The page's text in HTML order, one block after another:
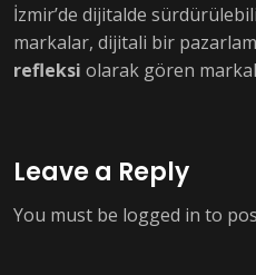
İzmir’de dijitalde
markalar, dijitali bir
refleksi olarak gören
Leave a Reply
You must be logged in to